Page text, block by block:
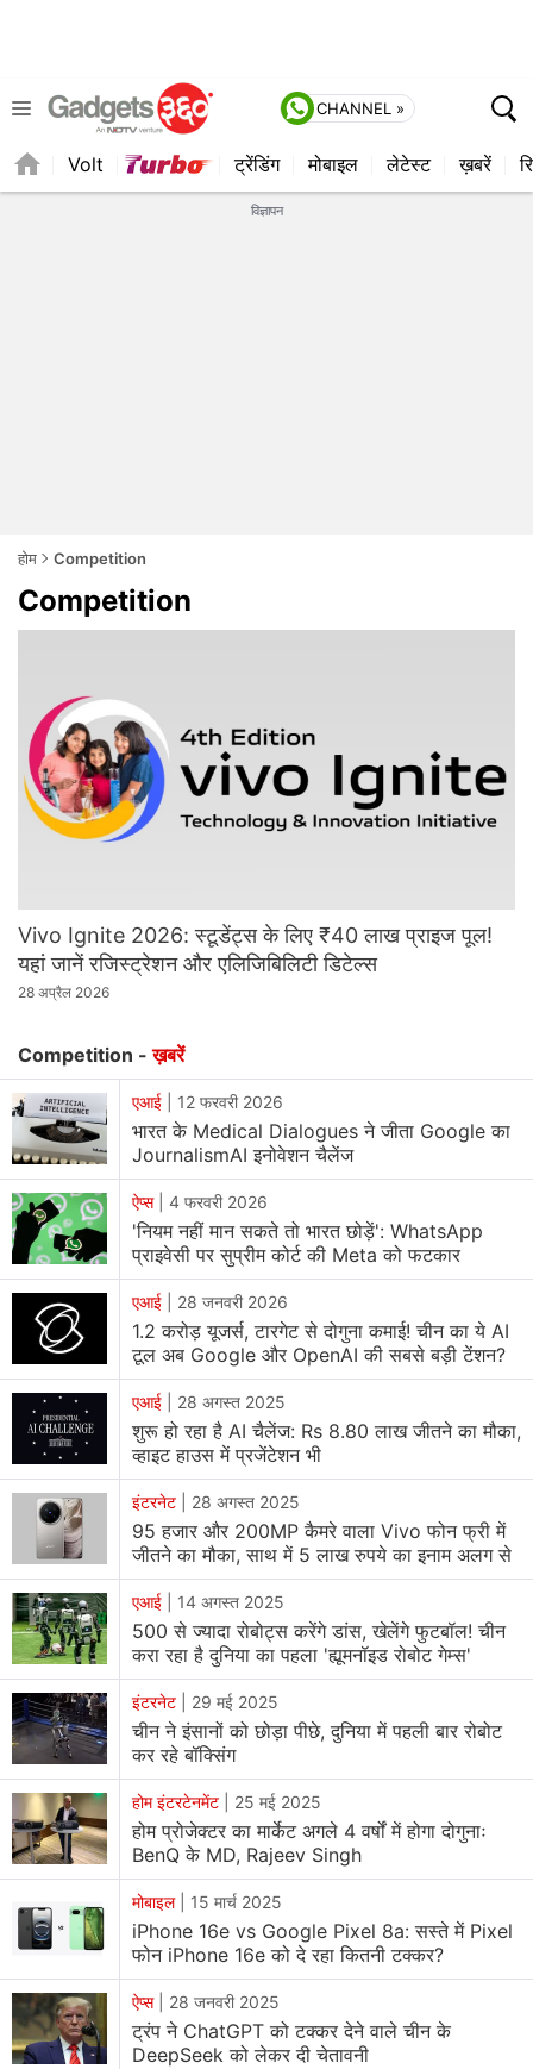
CHANNEL »
Volt ट्रेंडिंग मोबाइल लेटेस्ट ख़बरें
विज्ञापन
होम Competition
Competition
Vivo Ignite 2026: स्टूडेंट्स के लिए ₹40 लाख प्राइज पूल!
यहां जानें रजिस्ट्रेशन और एलिजिबिलिटी डिटेल्स
28 अप्रैल 2026
Competition -ख़बरें
एआई 12 फरवरी 2026
भारत के Medical Dialogues ने जीता Google का
JournalismAI इनोवेशन चैलेंज
ऐप्स| 4 फरवरी 2026
'नियम नहीं मान सकते तो भारत छोड़ें': WhatsApp
प्राइवेसी पर सुप्रीम कोर्ट की Meta को फटकार
एआई 28 जनवरी 2026
1.2 करोड़ यूजर्स, टारगेट से दोगुना कमाई! चीन का ये AI
टूल अब Google और OpenAI की सबसे बड़ी टेंशन?
एआई 28 अगस्त 2025
शुरू हो रहा है AI चैलेंज: Rs 8.80 लाख जीतने का मौका,
व्हाइट हाउस में प्रजेंटेशन भी
इंटरनेट 28 अगस्त 2025
95 हजार और 200MP कैमरे वाला Vivo फोन फ्री में
जीतने का मौका, साथ में 5 लाख रुपये का इनाम अलग से
एआई 14 अगस्त 2025
500 से ज्यादा रोबोट्स करेंगे डांस, खेलेंगे फुटबॉल! चीन
करा रहा है दुनिया का पहला 'ह्यूमनॉइड रोबोट गेम्स'
इंटरनेट 29 मई 2025
चीन ने इंसानों को छोड़ा पीछे, दुनिया में पहली बार रोबोट
कर रहे बॉक्सिंग
होम इंटरटेनमेंट 25 मई 2025
होम प्रोजेक्टर का मार्केट अगले 4 वर्षों में होगा दोगुनाः
BenQ के MD, Rajeev Singh
मोबाइल| 15 मार्च 2025
iPhone 16e vs Google Pixel 8a: सस्ते में Pixel
फोन iPhone 16e को दे रहा कितनी टक्कर?
ऐप्स| 28 जनवरी 2025
ट्रंप ने ChatGPT को टक्कर देने वाले चीन के
DeepSeek को लेकर दी चेतावनी